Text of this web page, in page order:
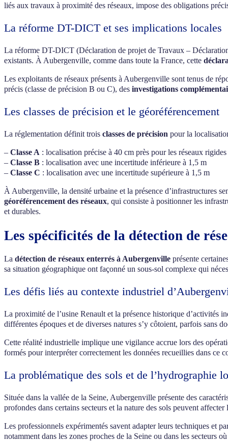
liés aux travaux à proximité des réseaux, impose des obligations
La réforme DT-DICT et ses implications locales
La réforme DT-DICT (Déclaration de projet de Travaux –
existants. À Aubergenville, comme dans toute la France, cette
Les exploitants de réseaux présents à Aubergenville sont tenus de
précis (classe de précision B ou C), des investigations
Les classes de précision et le géoréférencement
La réglementation définit trois classes de précision pour la
– Classe A : localisation précise à 40 cm près pour les réseaux
– Classe B : localisation avec une incertitude inférieure à 1,5 m
– Classe C : localisation avec une incertitude supérieure à 1,5 m
À Aubergenville, la densité urbaine et la présence d’infrastructures
géoréférencement des réseaux, qui consiste à positionner les
et durables.
Les spécificités de la détection de
La détection de réseaux enterrés à Aubergenville présente
sa situation géographique ont façonné un sous-sol complexe qui
Les défis liés au contexte industriel
La proximité de l’usine Renault et la présence historique d’activités
différentes époques et de diverses natures s’y côtoient, parfois sans
Cette réalité industrielle implique une vigilance accrue lors des
formés pour interpréter correctement les données recueillies dans ce
La problématique des sols et de l’hydrographie
Située dans la vallée de la Seine, Aubergenville présente des
profondes dans certains secteurs et la nature des sols peuvent
Les professionnels expérimentés savent adapter leurs techniques et
notamment dans les zones proches de la Seine ou dans les secteurs